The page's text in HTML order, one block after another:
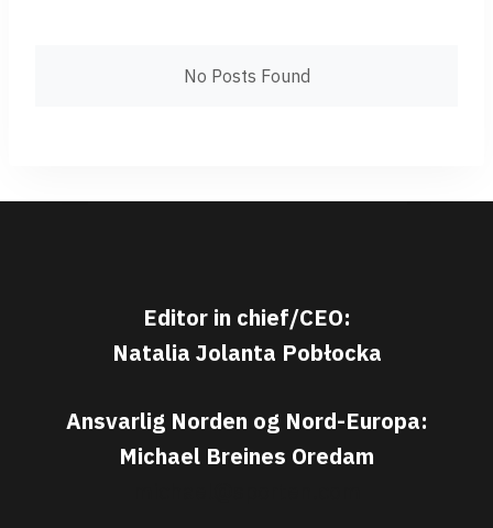
No Posts Found
Editor in chief/CEO:
Natalia Jolanta Pobłocka
Ansvarlig Norden og Nord-Europa:
Michael Breines Oredam